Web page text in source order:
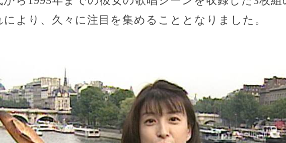
により、久々に注目を集めることとなりました。